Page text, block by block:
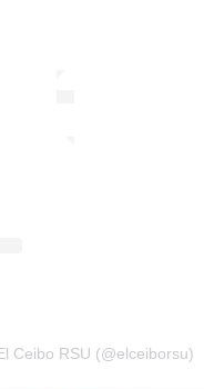
Ceibo RSU (@elceiborsu)